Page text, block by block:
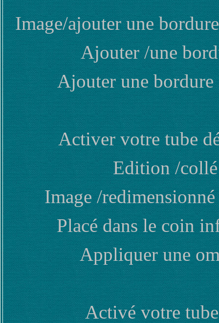
Image/ajouter une
Ajouter /une
Ajouter une
Activer votre tube
Edition /collé
Image /
Placé dans le coin
Appliquer une
Activé votre